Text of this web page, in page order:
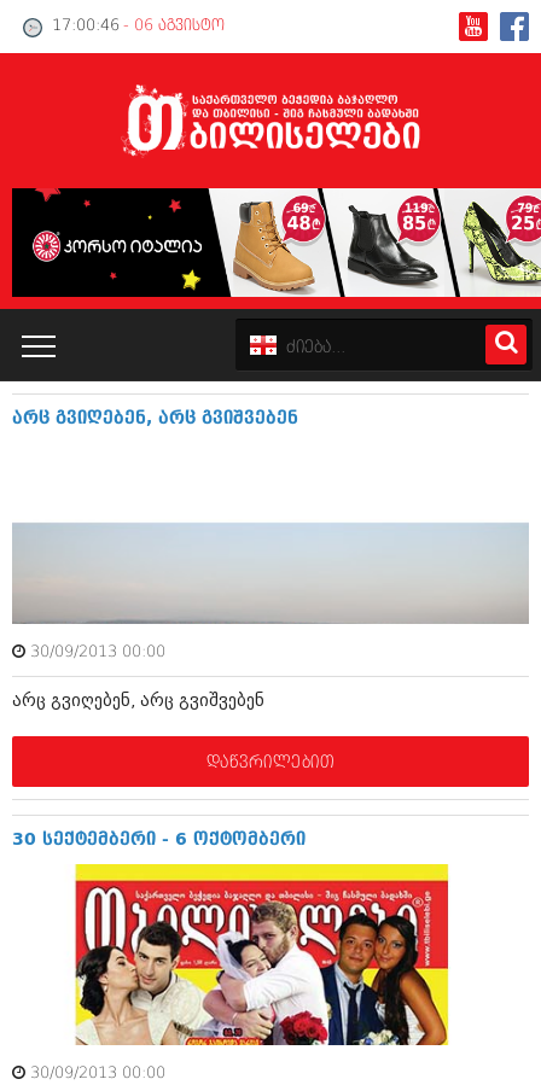
17:00:46 - 06 აგვისტო
პოლიტიკა
ინტერვიუები
საზოგადოება
მოდი, ვილაპარაკოთ
მოდა + დიზაინი
მედიცინა
სპორტი
კატალოგი
საზოგადოება
მოდი, ვილაპარაკოთ
მედიცინა
სპორტი
კადრს მიღმა
კულინარია
ავტორჩევები
ბელადები
არც გვიღებენ, არც გვიშვებენ
30/09/2013 00:00
არც გვიღებენ, არც გვიშვებენ
დაწვრილებით
30 სექტემბერი - 6 ოქტომბერი
30/09/2013 00:00